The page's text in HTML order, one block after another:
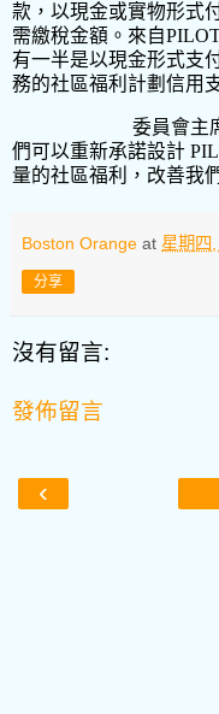
款，以現金或實物形式
需繳稅金額。來自
有一半是以現金形式支
務的社區福利計劃信用
委員會主席和
們可以重新承諾設計
量的社區福利，改善我
Boston Orange at 星期四
分享
沒有留言:
發佈留言
‹